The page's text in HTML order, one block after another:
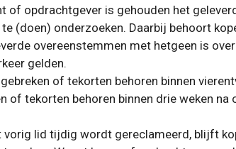
of opdrachtgever is gehouden het
(doen) onderzoeken. Daarbij behoort
overeenstemmen met hetgeen is
gelden.
of tekorten behoren binnen
of tekorten behoren binnen drie weken
vorig lid tijdig wordt gereclameerd, blijft